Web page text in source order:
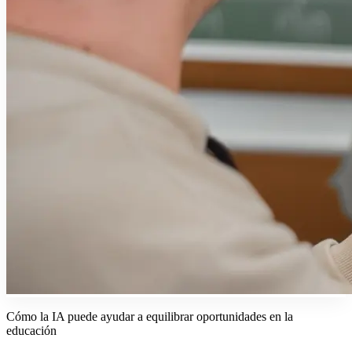
Cómo la IA puede ayudar a equilibrar oportunidades en la
educación